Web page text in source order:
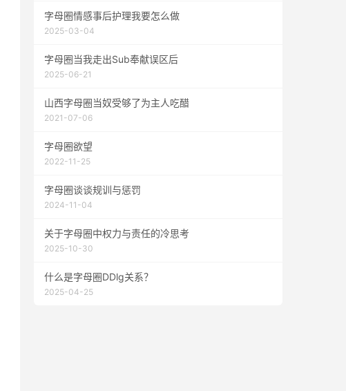
字母圈情感事后护理我要怎么做
2025-03-04
字母圈当我走出Sub奉献误区后
2025-06-21
山西字母圈当奴受够了为主人吃醋
2021-07-06
字母圈欲望
2022-11-25
字母圈谈谈规训与惩罚
2024-11-04
关于字母圈中权力与责任的冷思考
2025-10-30
什么是字母圈DDlg关系？
2025-04-25